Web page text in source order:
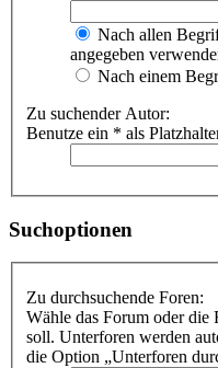
Nach allen
angegeben
Nach einem
Zu suchender Autor:
Benutze ein * als
Suchoptionen
Zu durchsuchende Foren:
Wähle das Forum oder die
soll. Unterforen werden
die Option „Unterforen